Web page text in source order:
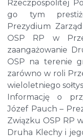
Rzeczpospolitej
go tym
Prezydium
OSP RP w
zaangażowanie
OSP na terenie
zarówno w roli
wieloletniego
Informację o
Józef Pauch –
Związku OSP RP
Druha Klechy i